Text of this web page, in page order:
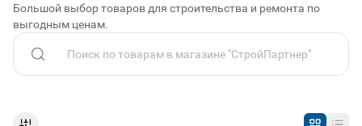
Большой выбор товаров для строительства и ремонта по
выгодным ценам.
Поиск по каталогу